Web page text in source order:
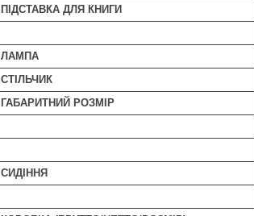
ПІДСТАВКА ДЛЯ КНИГИ
ЛАМПА
СТІЛЬЧИК
ГАБАРИТНИЙ РОЗМІР
СИДІННЯ